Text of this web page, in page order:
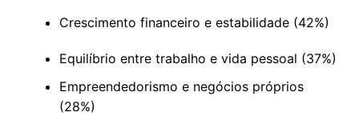
Crescimento financeiro e estabilidade (42%)
Equilíbrio entre trabalho e vida pessoal (37%)
Empreendedorismo e negócios próprios
(28%)